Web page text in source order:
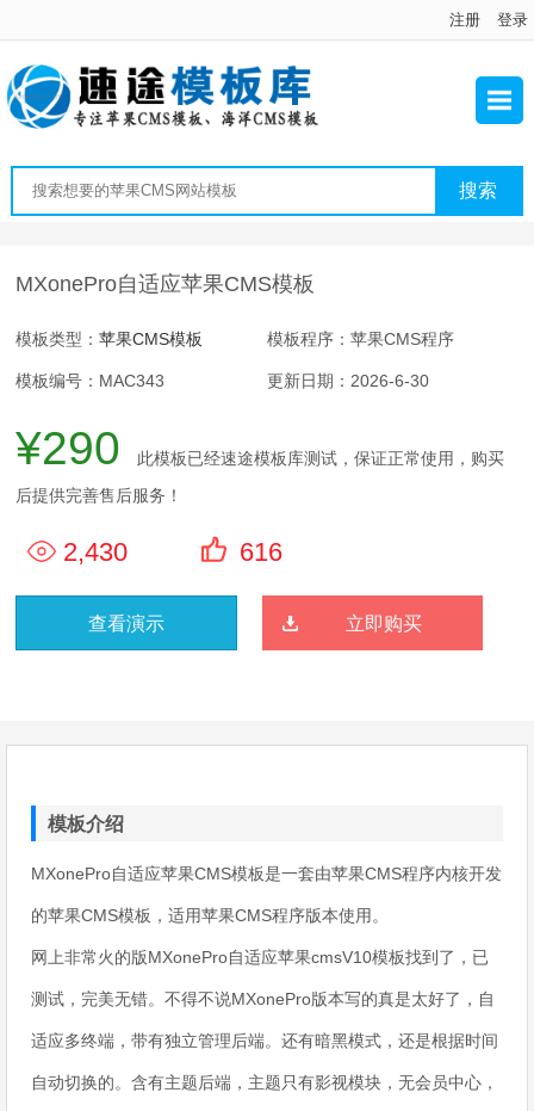
注册 登录
MXonePro自适应苹果CMS模板
模板类型：苹果CMS模板 模板程序：苹果CMS程序
模板编号：MAC343 更新日期：2026-6-30
¥290
此模板已经速途模板库测试，保证正常使用，购买
后提供完善售后服务！
2,430 616
查看演示 立即购买
模板介绍
MXonePro自适应苹果CMS模板是一套由苹果CMS程序内核开发
的苹果CMS模板，适用苹果CMS程序版本使用。
网上非常火的版MXonePro自适应苹果cmsV10模板找到了，已
测试，完美无错。不得不说MXonePro版本写的真是太好了，自
适应多终端，带有独立管理后端。还有暗黑模式，还是根据时间
自动切换的。含有主题后端，主题只有影视模块，无会员中心，